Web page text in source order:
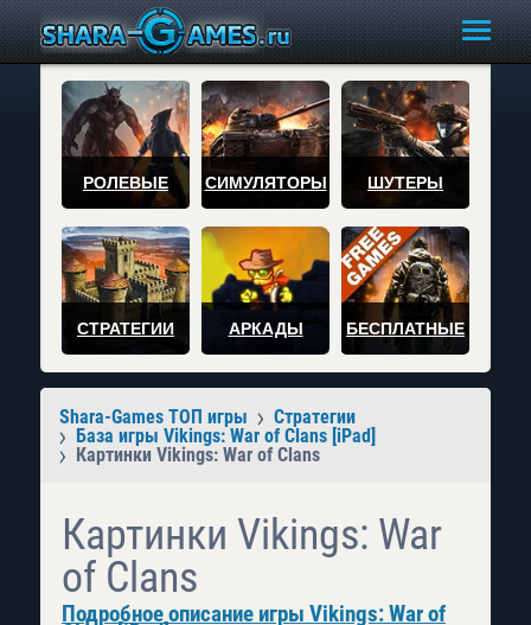
РОЛЕВЫЕ СИМУЛЯТОРЫ ШУТЕРЫ
СТРАТЕГИИ АРКАДЫ БЕСПЛАТНЫЕ
Shara-Games ТОП игры
Стратегии
База игры Vikings: War of Clans [iPad]
Картинки Vikings: War of Clans
Картинки Vikings: War
of Clans
Подробное описание игры Vikings: War of